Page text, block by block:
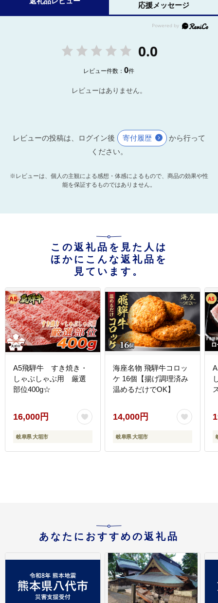
応援メッセージ
0.0
レビュー件数：0件
レビューはありません。
レビューの投稿は、ログイン後 寄付履歴
から行って
ください。
※レビューは、個人の主観による感想・体感によるもので、商品の効果や性
能を保証するものではありません。
この返礼品を見た人は
ほかにこんな返礼品を
見ています。
A5飛騨牛 すき焼き・
しゃぶしゃぶ用 厳選
部位400g☆
16,000円
岐阜県 大垣市
海座名物 飛騨牛コロッ
ケ 16個【揚げ調理済み
温めるだけでOK】
14,000円
岐阜県 大垣市
あなたにおすすめの返礼品